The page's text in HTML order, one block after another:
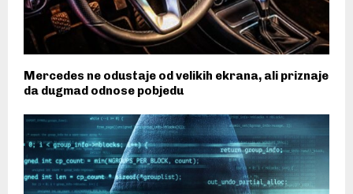
Mercedes ne odustaje od velikih ekrana, ali priznaje
da dugmad odnose pobjedu